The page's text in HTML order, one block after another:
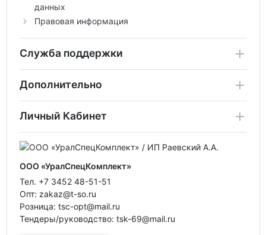
данных
Правовая информация
Служба поддержки
Дополнительно
Личный Кабинет
ООО «УралСпецКомплект»
Тел. +7 3452 48-51-51
Опт: zakaz@t-so.ru
Розница: tsc-opt@mail.ru
Тендеры/руководство: tsk-69@mail.ru